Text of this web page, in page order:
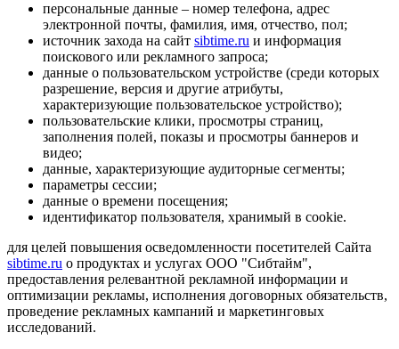
персональные данные – номер телефона, адрес
электронной почты, фамилия, имя, отчество, пол;
источник захода на сайт sibtime.ru и информация
поискового или рекламного запроса;
данные о пользовательском устройстве (среди которых
разрешение, версия и другие атрибуты,
характеризующие пользовательское устройство);
пользовательские клики, просмотры страниц,
заполнения полей, показы и просмотры баннеров и
видео;
данные, характеризующие аудиторные сегменты;
параметры сессии;
данные о времени посещения;
идентификатор пользователя, хранимый в cookie.
для целей повышения осведомленности посетителей Сайта
sibtime.ru о продуктах и услугах ООО "Сибтайм",
предоставления релевантной рекламной информации и
оптимизации рекламы, исполнения договорных обязательств,
проведение рекламных кампаний и маркетинговых
исследований.